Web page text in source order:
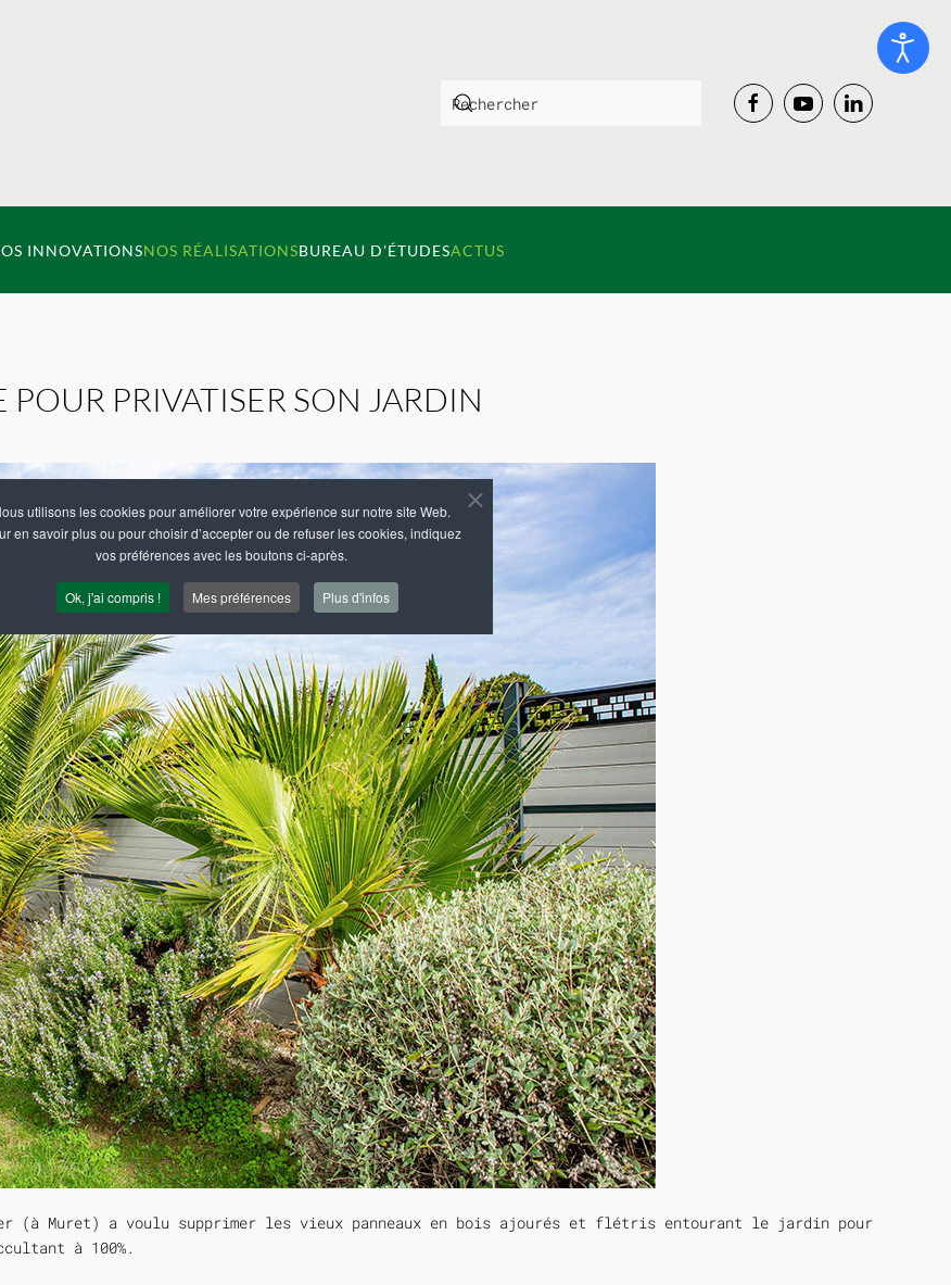
INNOVATIONSNOS RÉALISATIONSBUREAU D'ÉTUDESACTUS
PRIVATISER SON JARDIN
(à Muret) a voulu supprimer les vieux panneaux en bois ajourés et flétris entourant le jardin pour
à 100%.
utilisons les cookies pour améliorer votre expérience sur notre site Web.
en savoir plus ou pour choisir d’accepter ou de refuser les cookies, indiquez
vos préférences avec les boutons ci-après.
Ok, j'ai compris ! Mes préférences Plus d'infos